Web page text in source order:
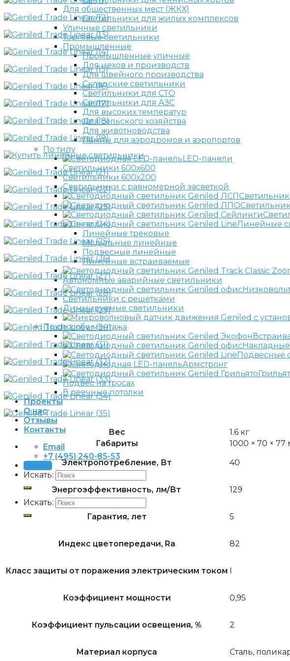
Для общественных мест (ЖКХ)
Светильники для жилых комплексов
Уличные светильники
Торговые светильники
Промышленные
Промышленные уличные
Для цехов и производств
Для швейного производства
Складские светильники
Светильники для СТО
Светильники для АЗС
Для высоких температур
Для сельского хозяйства
Для животноводства
Лампы для аэродромов и аэропортов
По типу
LED-панели
Светильники 600х600
Светильники 600х200
Светильники с равномерной засветкой
Линейные
Линейные трековые
Модульные линейные
Подвесные линейные
Линейные встраиваемые
Автономные аварийные светильники
Светильники с решетками
Диммируемые светильники
По способу монтажа
Подвесные
Армстронг
Подвес на тросах
В реечные потолки
Проекты
О нас
Отзывы
Контакты
Email
+7 (495) 240-85-53
Заявка
Искать:
Искать:
Вес
1.6 кг
Габариты
1000 × 70 × 77
Электропотребление, Вт 40
Энергоэффективность, лм/Вт 129
Гарантия, лет 5
Индекс цветопередачи, Ra 82
Класс защиты от поражения электрическим током I
Коэффициент мощности 0,95
Коэффициент пульсации освещения, % 2
Материал корпуса Сталь,